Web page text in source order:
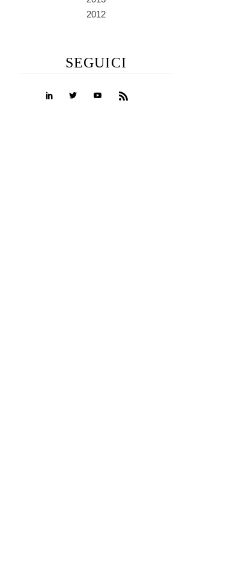
2012
SEGUICI